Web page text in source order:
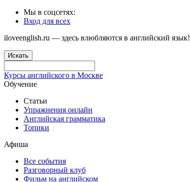
Мы в соцсетях:
Вход для всех
iloveenglish.ru — здесь влюбляются в английский язык!
Искать
Курсы английского в Москве
Обучение
Статьи
Упражнения онлайн
Английская грамматика
Топики
Афиша
Все события
Разговорный клуб
Фильм на английском